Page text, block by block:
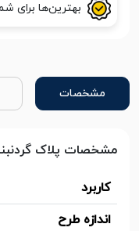
بهترین‌ها برای
مشخصات
مشخصات پلاک گردنبند
کاربرد
اندازه طرح